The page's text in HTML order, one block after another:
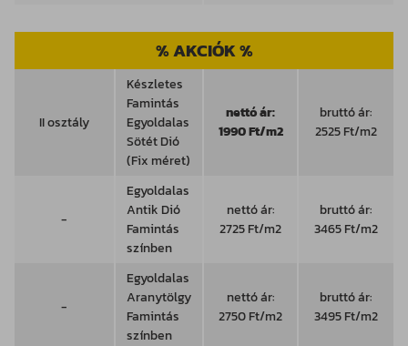
% AKCIÓK %
II osztály
Készletes
Famintás
Egyoldalas
Sötét Dió
(Fix méret)
nettó ár:
1990 Ft/m2
bruttó ár:
2525 Ft/m2
-
Egyoldalas
Antik Dió
Famintás
színben
nettó ár:
2725 Ft/m2
bruttó ár:
3465 Ft/m2
-
Egyoldalas
Aranytölgy
Famintás
színben
nettó ár:
2750 Ft/m2
bruttó ár:
3495 Ft/m2